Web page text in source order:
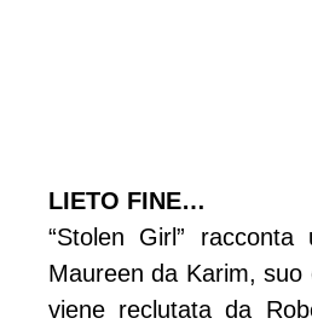
LIETO FINE…
“Stolen Girl”
Maureen da Karim,
viene reclutata da